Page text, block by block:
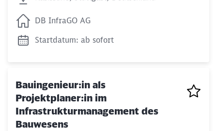
DB InfraGO AG
Startdatum: ab sofort
Bauingenieur:in als
Projektplaner:in im
Infrastrukturmanagement des
Bauwesens